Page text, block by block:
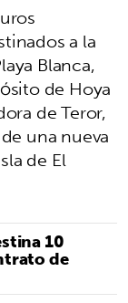
a la
Blanca,
de Hoya
de Teror,
una nueva
de El
10
de